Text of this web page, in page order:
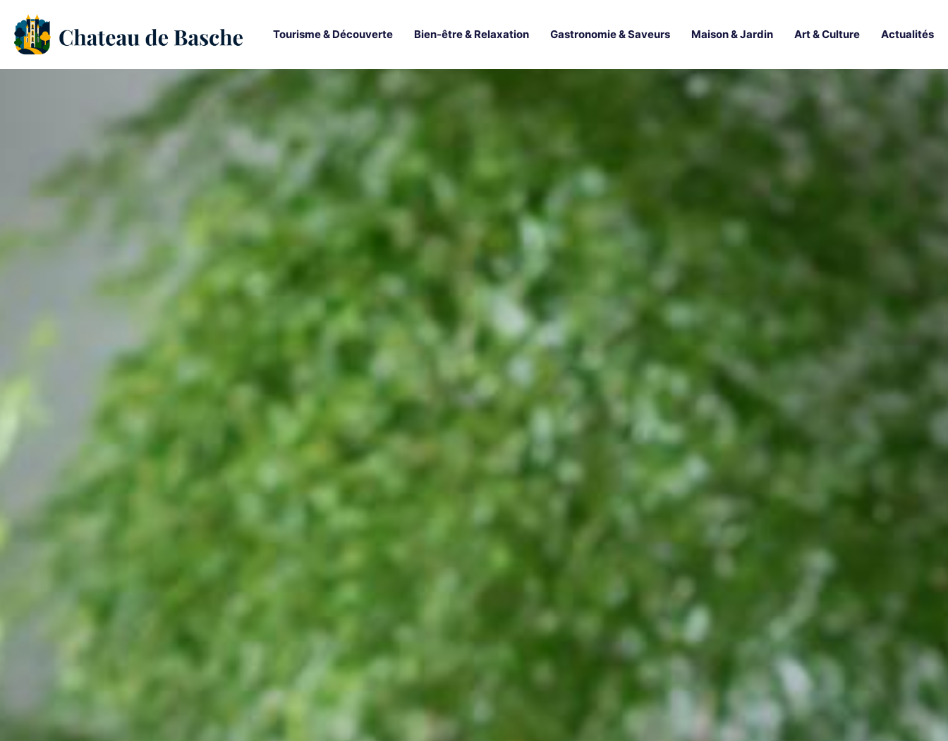
Tourisme & Découverte Bien-être & Relaxation Gastronomie & Saveurs Maison & Jardin Art & Culture Actualités